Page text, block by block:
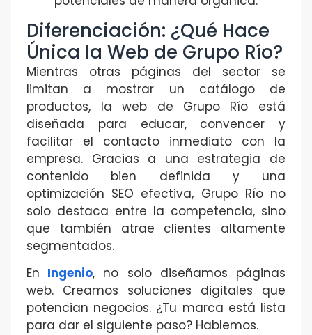
Diferenciación: ¿Qué Hace
Única la Web de Grupo Río?
Mientras otras páginas del sector se
limitan a mostrar un catálogo de
productos, la web de Grupo Río está
diseñada para educar, convencer y
facilitar el contacto inmediato con la
empresa. Gracias a una estrategia de
contenido bien definida y una
optimización SEO efectiva, Grupo Río no
solo destaca entre la competencia, sino
que también atrae clientes altamente
segmentados.
En Ingenio, no solo diseñamos páginas
web. Creamos soluciones digitales que
potencian negocios. ¿Tu marca está lista
para dar el siguiente paso? Hablemos.